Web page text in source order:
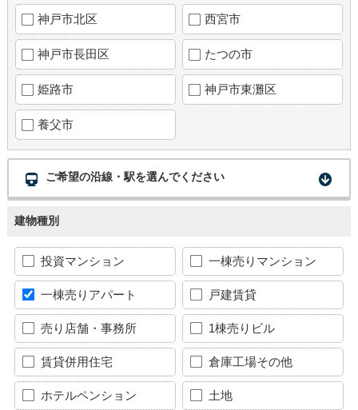
神戸市北区 西宮市
神戸市長田区 たつの市
姫路市 神戸市東灘区
養父市
ご希望の沿線・駅を選んでください
建物種別
投資マンション 一棟売りマンション
一棟売りアパート 戸建賃貸
売り店舗・事務所 1棟売りビル
賃貸併用住宅 倉庫工場その他
ホテルペンション 土地